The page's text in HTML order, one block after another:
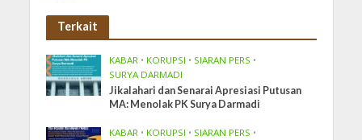
Terkait
KABAR • KORUPSI • SIARAN PERS •
SURYA DARMADI
Jikalahari dan Senarai Apresiasi Putusan
MA: Menolak PK Surya Darmadi
KABAR • KORUPSI • SIARAN PERS •